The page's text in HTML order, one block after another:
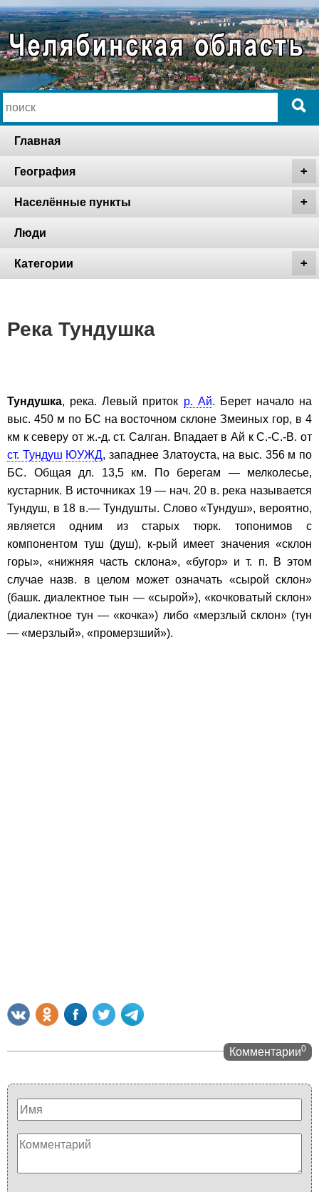
Главная
География
Населённые пункты
Люди
Категории
Река Тундушка
Тундушка, река. Левый приток р. Ай. Берет начало на
выс. 450 м по БС на восточном склоне Змеиных гор, в 4
км к северу от ж.-д. ст. Салган. Впадает в Ай к С.-С.-В. от
ст. Тундуш ЮУЖД, западнее Златоуста, на выс. 356 м по
БС. Общая дл. 13,5 км. По берегам — мелколесье,
кустарник. В источниках 19 — нач. 20 в. река называется
Тундуш, в 18 в.— Тундушты. Слово «Тундуш», вероятно,
является одним из старых тюрк. топонимов с
компонентом туш (душ), к-рый имеет значения «склон
горы», «нижняя часть склона», «бугор» и т. п. В этом
случае назв. в целом может означать «сырой склон»
(башк. диалектное тын — «сырой»), «кочковатый склон»
(диалектное тун — «кочка») либо «мерзлый склон» (тун
— «мерзлый», «промерзший»).
Комментарии0